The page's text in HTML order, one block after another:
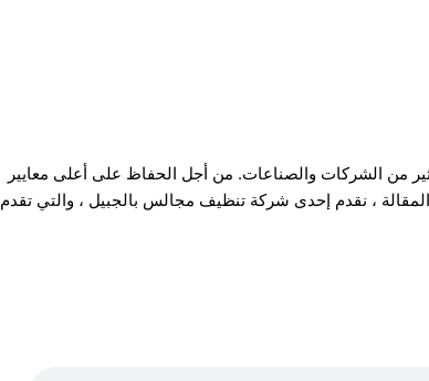
من الشركات والصناعات. من أجل الحفاظ على أعلى معايير
، نقدم إحدى شركة تنظيف مجالس بالجبيل ، والتي تقدم